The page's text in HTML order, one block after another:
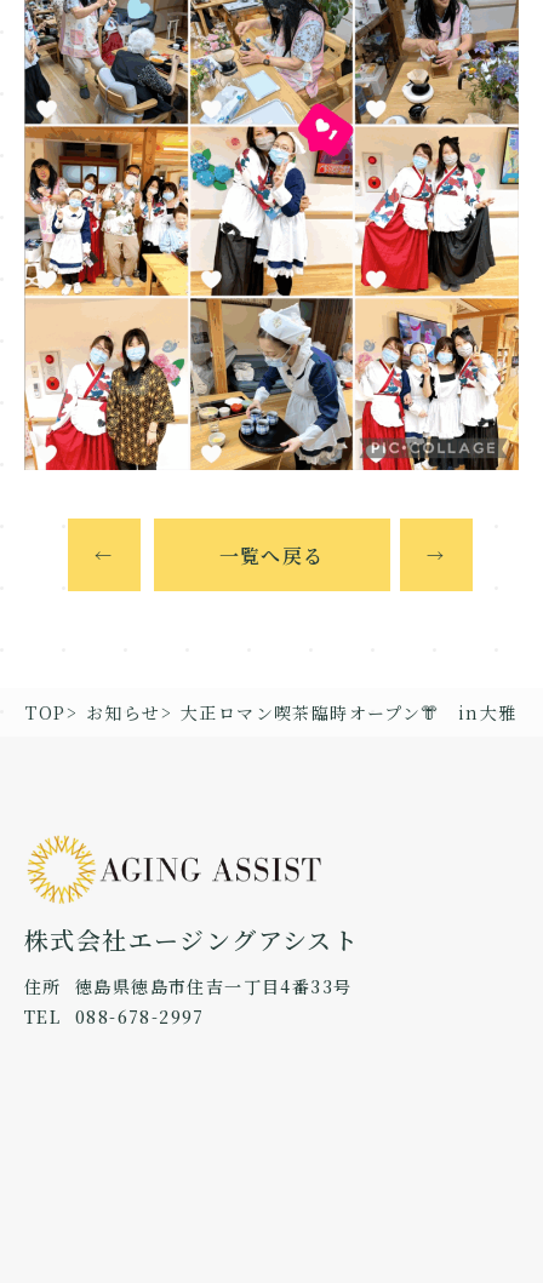
← 一覧へ戻る →
TOP お知らせ 大正ロマン喫茶臨時オープン👘 in大雅
株式会社エージングアシスト
住所
徳島県徳島市住吉一丁目4番33号
TEL
088-678-2997